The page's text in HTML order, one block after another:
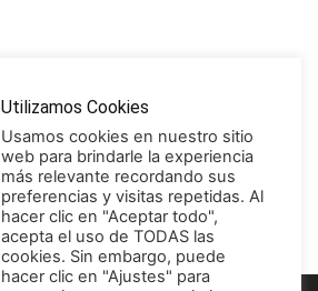
Utilizamos Cookies
Usamos cookies en nuestro sitio
web para brindarle la experiencia
más relevante recordando sus
preferencias y visitas repetidas. Al
hacer clic en "Aceptar todo",
acepta el uso de TODAS las
cookies. Sin embargo, puede
hacer clic en "Ajustes" para